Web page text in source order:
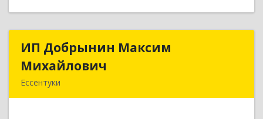
ИП Добрынин Максим
Михайлович
Ессентуки
ИП Добрынин Максим